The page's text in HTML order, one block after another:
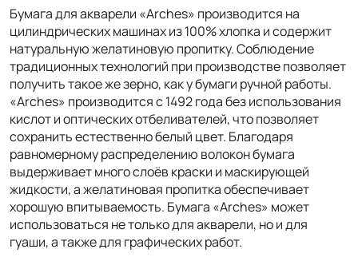
Бумага для акварели «Arches» производится на
цилиндрических машинах из 100% хлопка и содержит
натуральную желатиновую пропитку. Соблюдение
традиционных технологий при производстве позволяет
получить такое же зерно, как у бумаги ручной работы.
«Arches» производится с 1492 года без использования
кислот и оптических отбеливателей, что позволяет
сохранить естественно белый цвет. Благодаря
равномерному распределению волокон бумага
выдерживает много слоёв краски и маскирующей
жидкости, а желатиновая пропитка обеспечивает
хорошую впитываемость. Бумага «Arches» может
использоваться не только для акварели, но и для
гуаши, а также для графических работ.